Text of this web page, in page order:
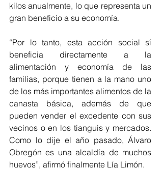
kilos anualmente, lo que representa un
gran beneficio a su economía.
“Por lo tanto, esta acción social sí
beneficia directamente a la
alimentación y economía de las
familias, porque tienen a la mano uno
de los más importantes alimentos de la
canasta básica, además de que
pueden vender el excedente con sus
vecinos o en los tianguis y mercados.
Como lo dije el año pasado, Álvaro
Obregón es una alcaldía de muchos
huevos”, afirmó finalmente Lía Limón.